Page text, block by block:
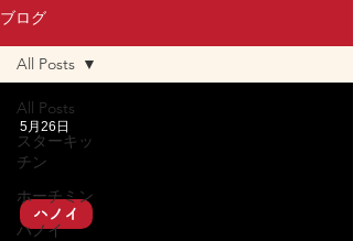
ブログ
All Posts
スターキッ
チン
ホーチミン
ハノイ
All Posts
ハノイ
5月26日